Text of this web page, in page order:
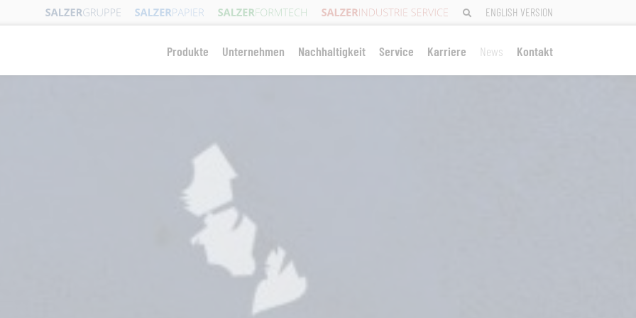
ENGLISH VERSION
Produkte Unternehmen Nachhaltigkeit Service Karriere News Kontakt